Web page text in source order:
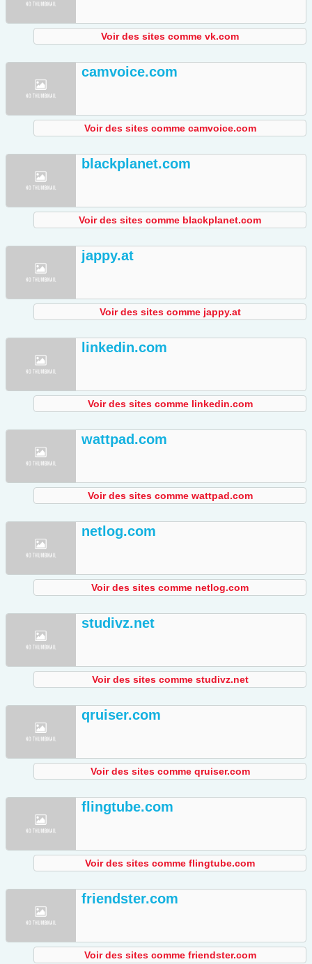
Voir des sites comme vk.com
camvoice.com
Voir des sites comme camvoice.com
blackplanet.com
Voir des sites comme blackplanet.com
jappy.at
Voir des sites comme jappy.at
linkedin.com
Voir des sites comme linkedin.com
wattpad.com
Voir des sites comme wattpad.com
netlog.com
Voir des sites comme netlog.com
studivz.net
Voir des sites comme studivz.net
qruiser.com
Voir des sites comme qruiser.com
flingtube.com
Voir des sites comme flingtube.com
friendster.com
Voir des sites comme friendster.com